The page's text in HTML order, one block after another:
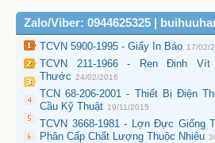
Zalo/Viber: 0944625325 |
TCVN 5900-1995 - Giấy In Báo 17/02/
TCVN 211-1966 - Ren Đinh
Thước 24/02/2016
TCN 68-206-2001 - Thiết Bị Điện
Cầu Kỹ Thuật 19/11/2015
TCVN 3668-1981 - Lợn Đực Giống
Phân Cấp Chất Lượng Thuộc Nhiêu